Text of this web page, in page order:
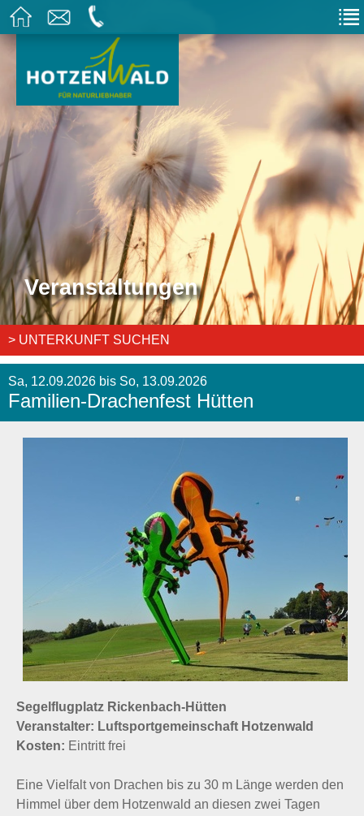
Veranstaltungen
> UNTERKUNFT SUCHEN
Sa, 12.09.2026 bis So, 13.09.2026
Familien-Drachenfest Hütten
Segelflugplatz Rickenbach-Hütten
Veranstalter: Luftsportgemeinschaft Hotzenwald
Kosten: Eintritt frei
Eine Vielfalt von Drachen bis zu 30 m Länge werden den
Himmel über dem Hotzenwald an diesen zwei Tagen